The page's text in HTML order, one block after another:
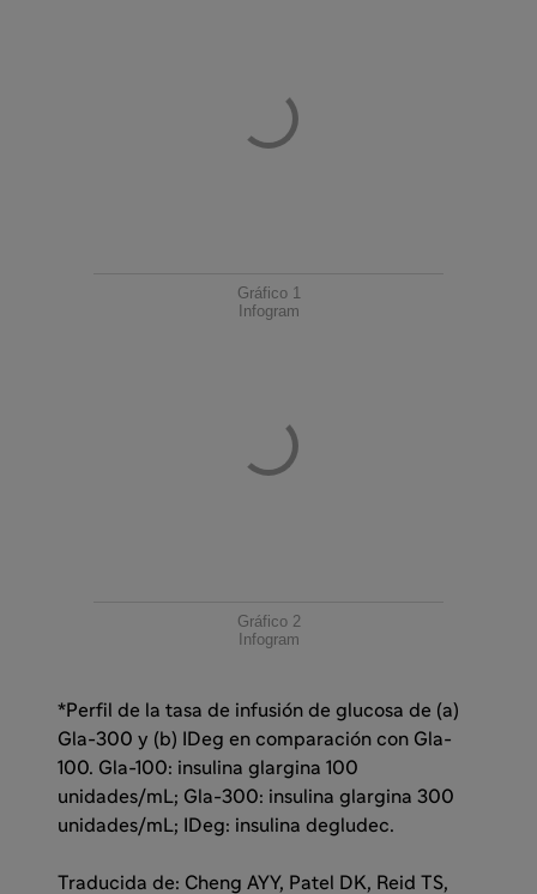
Gráfico 1
Infogram
Gráfico 2
Infogram
*Perfil de la tasa de infusión de glucosa de (a)
Gla-300 y (b) IDeg en comparación con Gla-
100. Gla-100: insulina glargina 100
unidades/mL; Gla-300: insulina glargina 300
unidades/mL; IDeg: insulina degludec.
Traducida de: Cheng AYY, Patel DK, Reid TS,